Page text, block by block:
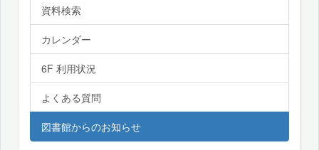
資料検索
カレンダー
6F 利用状況
よくある質問
図書館からのお知らせ